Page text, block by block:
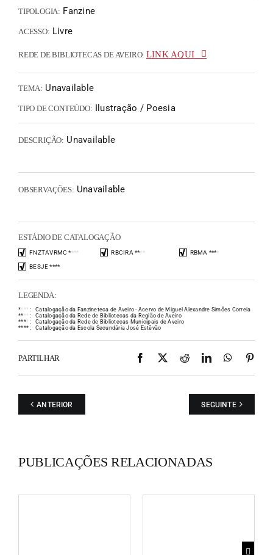
TIPOLOGIA: Fanzine
ACESSO: Livre
REDE DE BIBLIOTECAS DE AVEIRO: LINK AQUI
TEMA: Unavailable
TIPO DE CONTEÚDO: Ilustração / Poesia
DESCRIÇÃO: Unavailable
OBSERVAÇÕES: Unavailable
ESTÁDIO DE CATALOGAÇÃO
FNZTAVRMC **** RBCIRA **** RBMA ****
BESJE ****
LEGENDA:
** * * :
Catalogação da Fanzineteca de Aveiro - Acervo de Miguel Alexandre Simões Correia
** * * :
Catalogação da Rede de Bibliotecas da Região de Aveiro
**** :
Catalogação da Rede de Bibliotecas Municipais de Aveiro
**** : Catalogação da Escola Secundária José Estêvão
PARTILHAR Facebook
X RedditLinkedIn
ANTERIOR SEGUINTE
PUBLICAÇÕES RELACIONADAS